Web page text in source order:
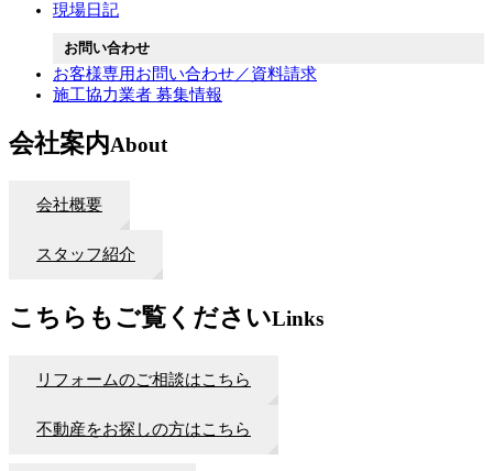
現場日記
お問い合わせ
お客様専用お問い合わせ／資料請求
施工協力業者 募集情報
会社案内About
会社概要
スタッフ紹介
こちらもご覧くださいLinks
リフォームのご相談はこちら
不動産をお探しの方はこちら